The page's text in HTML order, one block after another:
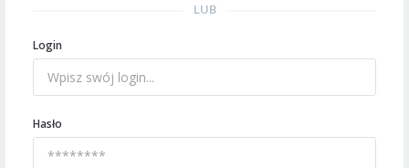
LUB
Login
Hasło